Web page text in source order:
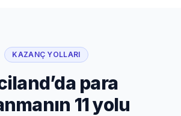
KAZANÇ YOLLARI
para
11 yolu